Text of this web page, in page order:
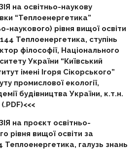
на освітньо-наукову
“Теплоенергетика”
наукового) рівня вищої освіти
Теплоенергетика, ступінь
філософії, Національного
України “Київський
імені Ігоря Сікорського”
промислової екології,
будівництва України, к.т.н.
на проєкт освітньо-
рівня вищої освіти за
Теплоенергетика, галузь знань